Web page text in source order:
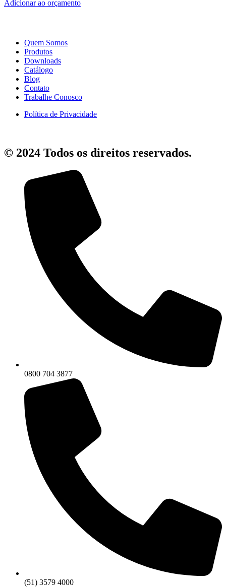
Adicionar ao orçamento
Quem Somos
Produtos
Downloads
Catálogo
Blog
Contato
Trabalhe Conosco
Política de Privacidade
© 2024 Todos os direitos reservados.
0800 704 3877
(51) 3579 4000